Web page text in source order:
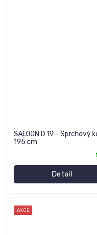
SALOON D 19 - Sprchový
195 cm
Detail
AKCE